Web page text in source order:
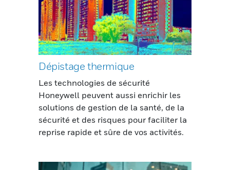
Dépistage thermique
Les technologies de sécurité
Honeywell peuvent aussi enrichir les
solutions de gestion de la santé, de la
sécurité et des risques pour faciliter la
reprise rapide et sûre de vos activités.